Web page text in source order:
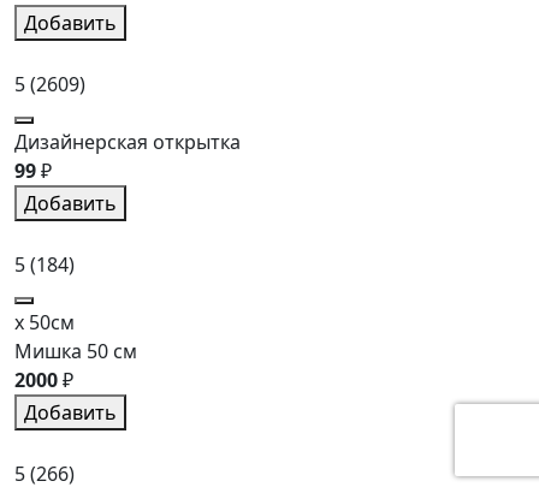
Добавить
5(2609)
Дизайнерская открытка
99₽
Добавить
5(184)
x 50см
Мишка 50 см
2000₽
Добавить
5(266)